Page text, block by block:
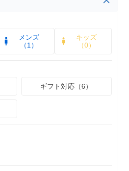
メンズ
（1）
キッズ
（0）
ギフト対応（6）